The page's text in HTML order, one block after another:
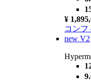
¥
コンフ
new V2